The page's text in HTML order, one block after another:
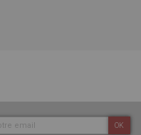
OK